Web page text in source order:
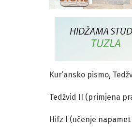
Kur’ansko pismo,
Tedžvid II (primjena
Hifz I (učenje napamet